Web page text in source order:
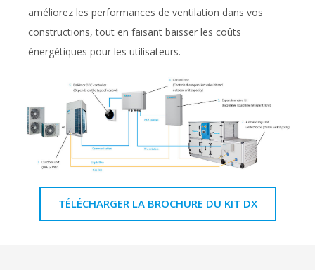
améliorez les performances de ventilation dans vos
constructions, tout en faisant baisser les coûts
énergétiques pour les utilisateurs.
TÉLÉCHARGER LA BROCHURE DU KIT DX